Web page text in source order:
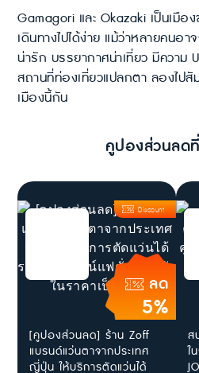
Gamagori และ Okazaki เป็นเมือ
เดินทางไปได้ง่าย แม้ว่าหลายคนอ
น่ารัก บรรยากาศน่าเที่ยว มีความ
สถานที่ท่องเที่ยวแปลกตา ลองไป
เมืองนี้กัน
คูปองส่วนลด
ลด
5%
Discount
[คูปองส่วนลด] ร้าน Zoff
แบรนด์แว่นตาจากประเทศ
ญี่ปุ่น ให้บริการตัดแว่นได้
ส
ใ